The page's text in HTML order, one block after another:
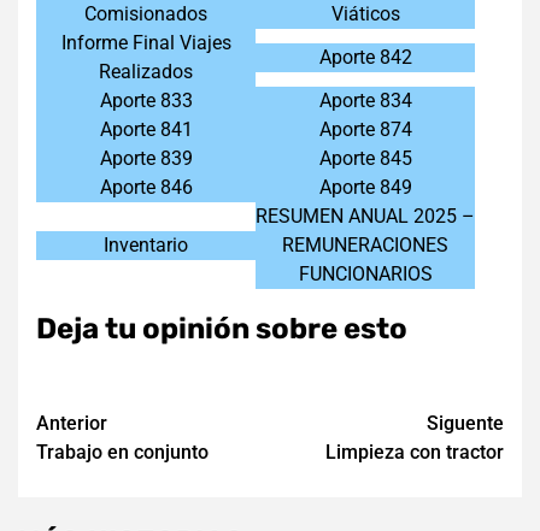
Comisionados
Viáticos
Informe Final Viajes
Realizados
Aporte 842
Aporte 833
Aporte 834
Aporte 841
Aporte 874
Aporte 839
Aporte 845
Aporte 846
Aporte 849
Inventario
RESUMEN ANUAL 2025 –
REMUNERACIONES
FUNCIONARIOS
Deja tu opinión sobre esto
Navegación
de
Anterior
Trabajo en conjunto
Siguente
Limpieza con tractor